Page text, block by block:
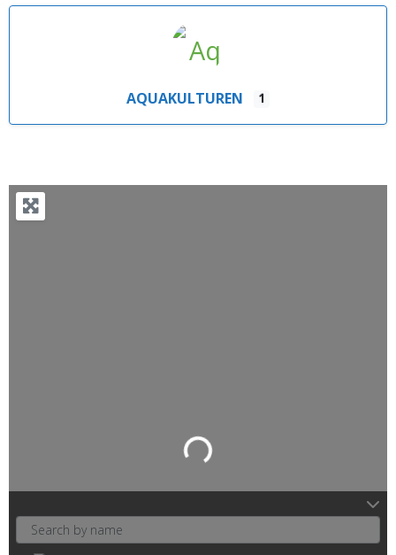
AQUAKULTUREN 1
Loading…